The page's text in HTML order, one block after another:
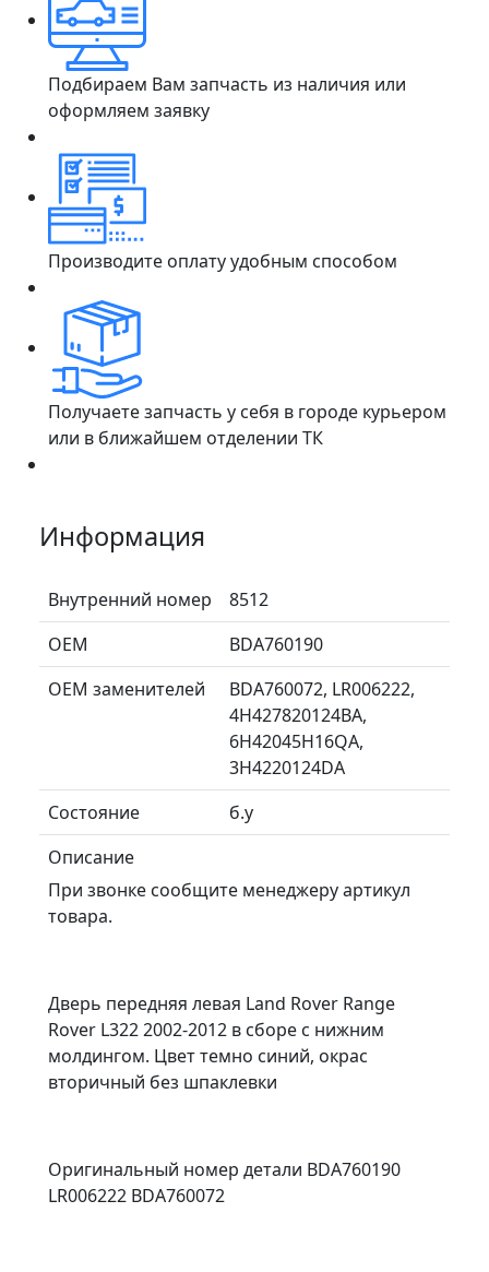
Подбираем Вам запчасть из наличия или
оформляем заявку
Производите оплату удобным способом
Получаете запчасть у себя в городе курьером
или в ближайшем отделении ТК
Информация
Внутренний номер
8512
ОЕМ
BDA760190
ОЕМ заменителей
BDA760072, LR006222,
4H427820124BA,
6H42045H16QA,
3H4220124DA
Состояние
б.у
Описание
При звонке сообщите менеджеру артикул
товара.
Дверь передняя левая Land Rover Range
Rover L322 2002-2012 в сборе с нижним
молдингом. Цвет темно синий, окрас
вторичный без шпаклевки
Оригинальный номер детали BDA760190
LR006222 BDA760072